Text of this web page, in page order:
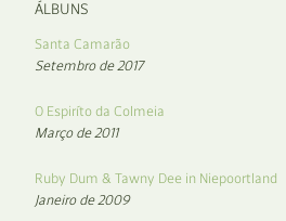
ÁLBUNS
Santa Camarão
Setembro de 2017
O Espiríto da Colmeia
Março de 2011
Ruby Dum & Tawny Dee in Niepoortland
Janeiro de 2009